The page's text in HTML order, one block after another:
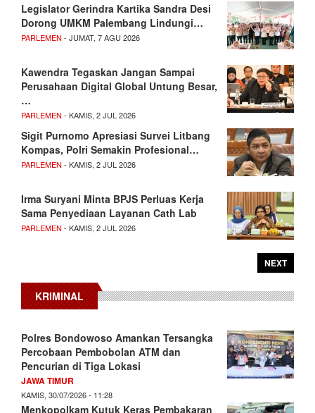
Legislator Gerindra Kartika Sandra Desi
Dorong UMKM Palembang Lindungi…
PARLEMEN - JUMAT, 7 AGU 2026
Kawendra Tegaskan Jangan Sampai
Perusahaan Digital Global Untung Besar,
…
PARLEMEN - KAMIS, 2 JUL 2026
Sigit Purnomo Apresiasi Survei Litbang
Kompas, Polri Semakin Profesional…
PARLEMEN - KAMIS, 2 JUL 2026
Irma Suryani Minta BPJS Perluas Kerja
Sama Penyediaan Layanan Cath Lab
PARLEMEN - KAMIS, 2 JUL 2026
NEXT
KRIMINAL
Polres Bondowoso Amankan Tersangka
Percobaan Pembobolan ATM dan
Pencurian di Tiga Lokasi
JAWA TIMUR
KAMIS, 30/07/2026 - 11:28
Menkopolkam Kutuk Keras Pembakaran